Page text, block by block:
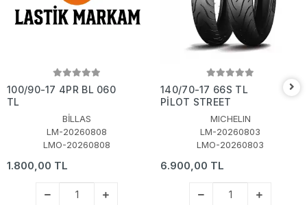
100/90-17 4PR BL 060
TL
BİLLAS
LM-20260808
LMO-20260808
1.800,00 TL
140/70-17 66S TL
PİLOT STREET
MICHELIN
LM-20260803
LMO-20260803
6.900,00 TL